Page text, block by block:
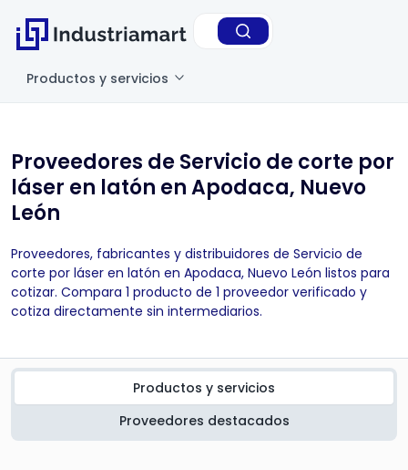
Productos y servicios
Proveedores de Servicio de corte por
láser en latón en Apodaca, Nuevo
León
Proveedores, fabricantes y distribuidores de Servicio de
corte por láser en latón en Apodaca, Nuevo León listos para
cotizar. Compara 1 producto de 1 proveedor verificado y
cotiza directamente sin intermediarios.
Productos y servicios
Proveedores destacados